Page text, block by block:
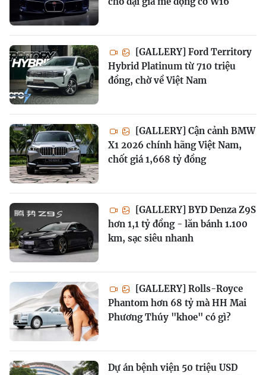
[GALLERY] Ford Territory
Hybrid Platinum từ 710 triệu
đồng, chờ về Việt Nam
[GALLERY] Cận cảnh BMW
X1 2026 chính hãng Việt Nam,
chốt giá 1,668 tỷ đồng
[GALLERY] BYD Denza Z9S
hơn 1,1 tỷ đồng - lăn bánh 1.100
km, sạc siêu nhanh
[GALLERY] Rolls-Royce
Phantom hơn 68 tỷ mà HH Mai
Phương Thúy "khoe" có gì?
Dự án bệnh viện 50 triệu USD